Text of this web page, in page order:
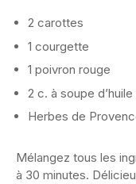
2 carottes
1 courgette
1 poivron rouge
2 c. à soupe d’huile
Herbes de
Mélangez tous les
à 30 minutes.